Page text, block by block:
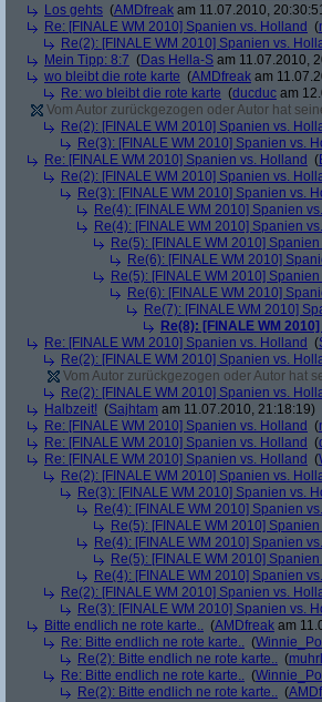
Los gehts (AMDfreak am 11.07.2010,
Re: [FINALE WM 2010] Spanien vs. Holland (
Re(2): [FINALE WM 2010] Spanien vs.
Mein Tipp: 8:7 (Das Hella-S am 11.07.2010,
wo bleibt die rote karte (AMDfreak am
Re: wo bleibt die rote karte (ducduc am
Vom Autor zurückgezogen oder Autor hat
Re(2): [FINALE WM 2010] Spanien vs.
Re(3): [FINALE WM 2010] Spanien vs.
Re: [FINALE WM 2010] Spanien vs. Holland (
Re(2): [FINALE WM 2010] Spanien vs.
Re(3): [FINALE WM 2010] Spanien vs.
Re(4): [FINALE WM 2010] Spanien
Re(4): [FINALE WM 2010] Spanien
Re(5): [FINALE WM 2010]
Re(6): [FINALE WM 2010]
Re(5): [FINALE WM 2010]
Re(6): [FINALE WM 2010]
Re(7): [FINALE WM 2010]
Re(8): [FINALE WM
Re: [FINALE WM 2010] Spanien vs. Holland (
Re(2): [FINALE WM 2010] Spanien vs.
Vom Autor zurückgezogen oder Autor hat
Re(2): [FINALE WM 2010] Spanien vs.
Halbzeit! (Sajhtam am 11.07.2010, 21:18:19)
Re: [FINALE WM 2010] Spanien vs. Holland (
Re: [FINALE WM 2010] Spanien vs. Holland (
Re: [FINALE WM 2010] Spanien vs. Holland (
Re(2): [FINALE WM 2010] Spanien vs.
Re(3): [FINALE WM 2010] Spanien vs.
Re(4): [FINALE WM 2010] Spanien
Re(5): [FINALE WM 2010]
Re(4): [FINALE WM 2010] Spanien
Re(5): [FINALE WM 2010]
Re(4): [FINALE WM 2010] Spanien
Re(2): [FINALE WM 2010] Spanien vs.
Re(3): [FINALE WM 2010] Spanien vs.
Bitte endlich ne rote karte.. (AMDfreak am
Re: Bitte endlich ne rote karte.. (
Re(2): Bitte endlich ne rote karte.. (
Re: Bitte endlich ne rote karte.. (
Re(2): Bitte endlich ne rote karte.. (